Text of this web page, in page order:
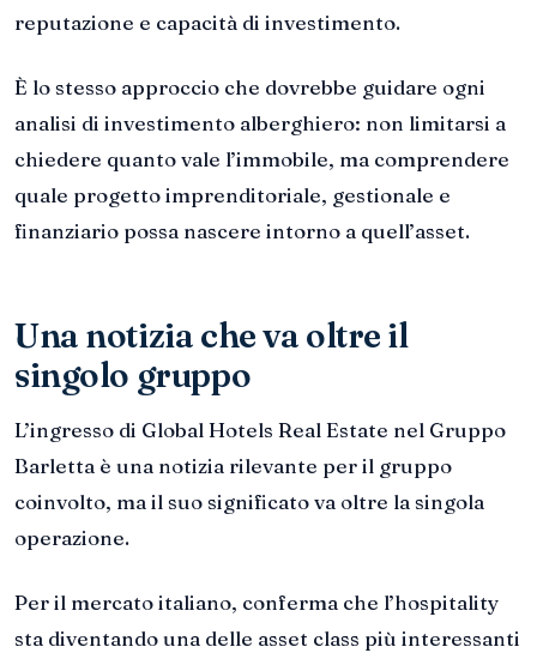
reputazione e capacità di investimento.
È lo stesso approccio che dovrebbe guidare ogni
analisi di investimento alberghiero: non limitarsi a
chiedere quanto vale l’immobile, ma comprendere
quale progetto imprenditoriale, gestionale e
finanziario possa nascere intorno a quell’asset.
Una notizia che va oltre il
singolo gruppo
L’ingresso di Global Hotels Real Estate nel Gruppo
Barletta è una notizia rilevante per il gruppo
coinvolto, ma il suo significato va oltre la singola
operazione.
Per il mercato italiano, conferma che l’hospitality
sta diventando una delle asset class più interessanti